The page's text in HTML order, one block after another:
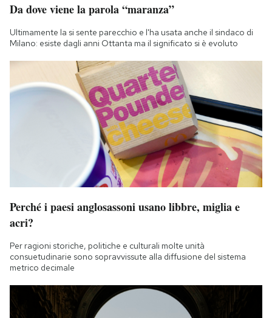
Da dove viene la parola “maranza”
Ultimamente la si sente parecchio e l'ha usata anche il sindaco di
Milano: esiste dagli anni Ottanta ma il significato si è evoluto
Perché i paesi anglosassoni usano libbre, miglia e
acri?
Per ragioni storiche, politiche e culturali molte unità
consuetudinarie sono sopravvissute alla diffusione del sistema
metrico decimale